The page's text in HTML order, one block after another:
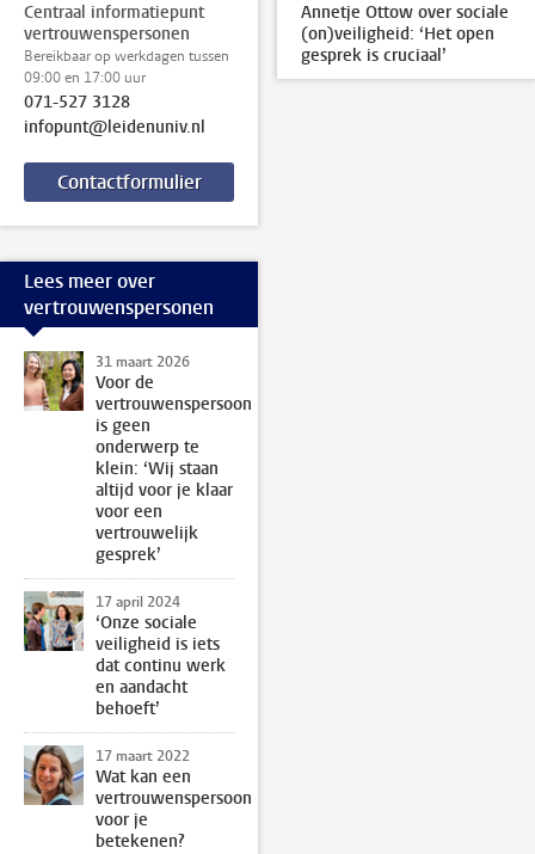
Centraal informatiepunt
vertrouwenspersonen
Bereikbaar op werkdagen tussen
09:00 en 17:00 uur
071-527 3128
infopunt@leidenuniv.nl
Contactformulier
Annetje Ottow over sociale
(on)veiligheid: ‘Het open
gesprek is cruciaal’
Lees meer over
vertrouwenspersonen
31 maart 2026
Voor de
vertrouwenspersoon
is geen
onderwerp te
klein: ‘Wij staan
altijd voor je klaar
voor een
vertrouwelijk
gesprek’
17 april 2024
‘Onze sociale
veiligheid is iets
dat continu werk
en aandacht
behoeft’
17 maart 2022
Wat kan een
vertrouwenspersoon
voor je
betekenen?